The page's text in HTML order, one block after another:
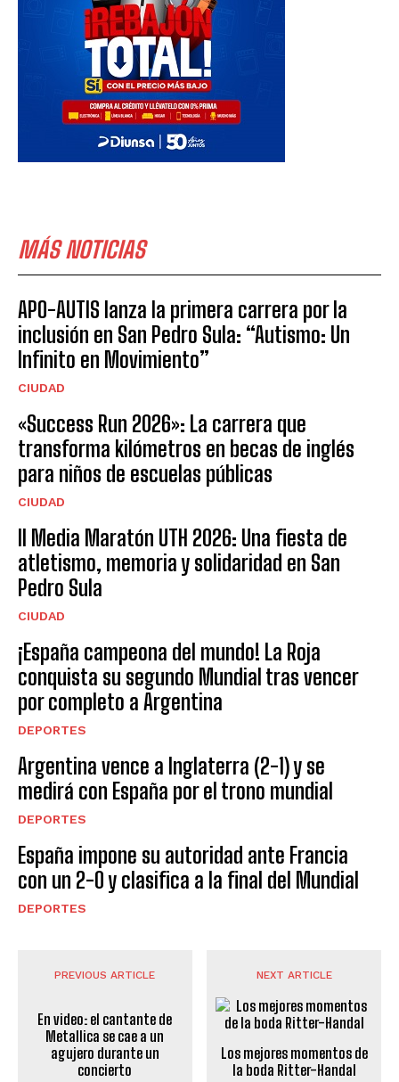
MÁS NOTICIAS
APO-AUTIS lanza la primera carrera por la
inclusión en San Pedro Sula: “Autismo: Un
Infinito en Movimiento”
CIUDAD
«Success Run 2026»: La carrera que
transforma kilómetros en becas de inglés
para niños de escuelas públicas
CIUDAD
II Media Maratón UTH 2026: Una fiesta de
atletismo, memoria y solidaridad en San
Pedro Sula
CIUDAD
¡España campeona del mundo! La Roja
conquista su segundo Mundial tras vencer
por completo a Argentina
DEPORTES
Argentina vence a Inglaterra (2-1) y se
medirá con España por el trono mundial
DEPORTES
España impone su autoridad ante Francia
con un 2-0 y clasifica a la final del Mundial
DEPORTES
PREVIOUS ARTICLE
En video: el cantante de
Metallica se cae a un
agujero durante un
concierto
NEXT ARTICLE
Los mejores momentos de
la boda Ritter-Handal